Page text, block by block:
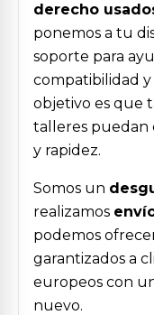
derecho
ponemos a tu
soporte para
compatibilidad
objetivo es que
talleres puedan
y rapidez.
Somos un
realizamos
podemos
garantizados a
europeos con
nuevo.